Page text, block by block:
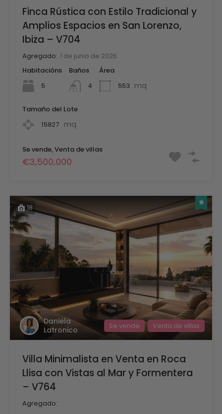
Finca Rústica con Estilo Tradicional y
Amplios Espacios en San Lorenzo,
Ibiza – V704
Agregado: 1 de junio de 2026
Habitacións
5
Baños
4
Área
553 mq
Tamaño del Lote
15827 mq
Se vende, Venta de villas
€3,500,000
18
Daniela
Latronico
Se vende Venta de villas
Villa Minimalista en Venta en Roca
Llisa con Vistas al Mar y Formentera
– V764
Agregado: